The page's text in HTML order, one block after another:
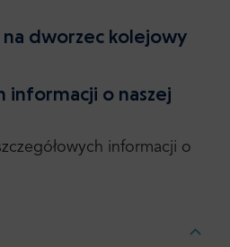
na dworzec kolejowy
informacji o naszej
informacji o